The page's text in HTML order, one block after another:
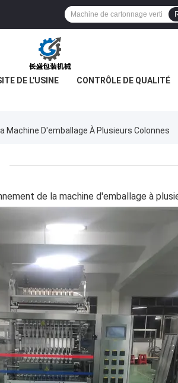
DE L'USINE CONTRÔLE DE QUALITÉ
Machine D'emballage À Plusieurs Colonnes
de la machine d'emballage à